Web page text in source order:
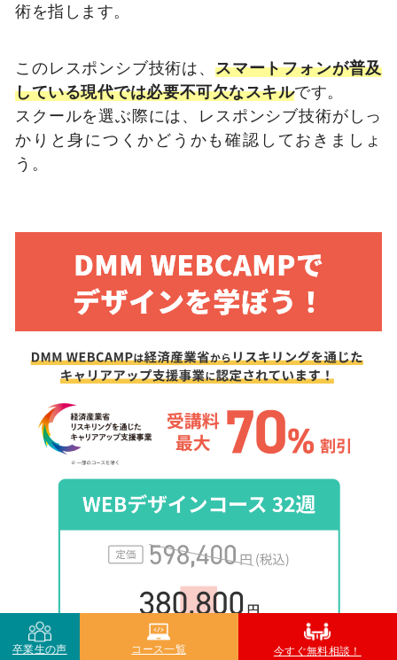
術を指します。
このレスポンシブ技術は、 スマートフォンが普及
している現代では必要不可欠なスキルです。
スクールを選ぶ際には、レスポンシブ技術がしっ
かりと身につくかどうかも確認しておきましょ
う。
卒業生の声 コース一覧 今すぐ無料相談！